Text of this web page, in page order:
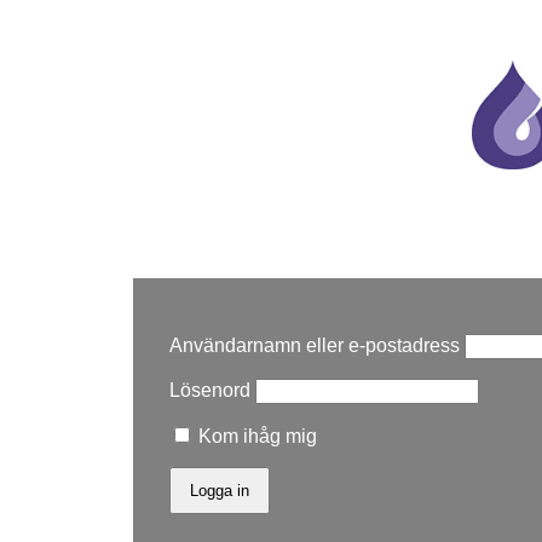
Användarnamn eller e-postadress
Lösenord
Kom ihåg mig